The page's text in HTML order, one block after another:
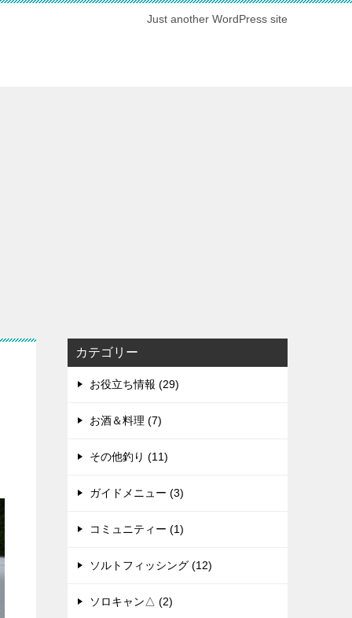
Just another WordPress site
カテゴリー
お役立ち情報 (29)
お酒＆料理 (7)
その他釣り (11)
ガイドメニュー (3)
コミュニティー (1)
ソルトフィッシング (12)
ソロキャン△ (2)